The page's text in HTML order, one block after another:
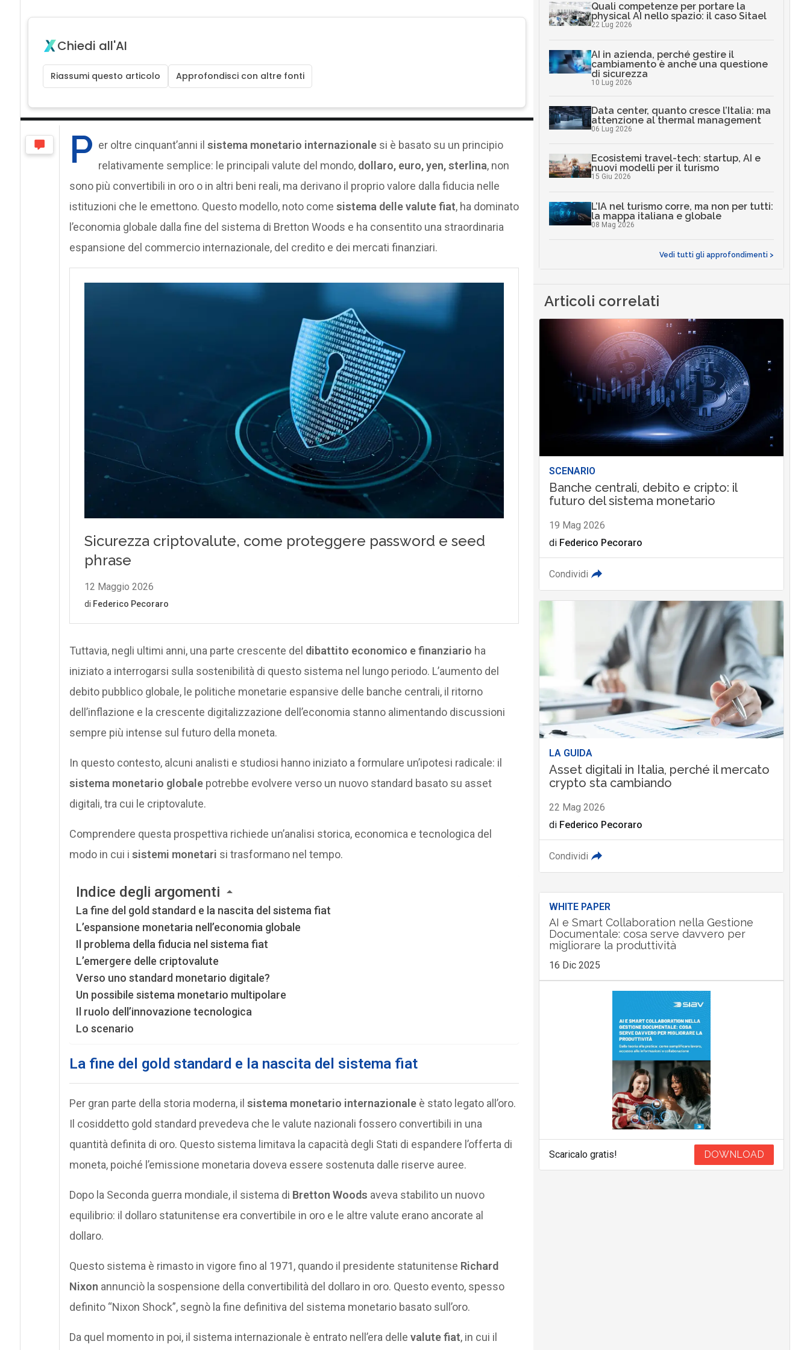
Chiedi all'AI
Riassumi questo articolo Approfondisci con altre fonti
P er oltre cinquant’anni il sistema monetario internazionalesi è basato su un principio
relativamente semplice: le principali valute del mondo, dollaro, euro, yen, sterlina, non
sono più convertibili in oro o in altri beni reali, ma derivano il proprio valore dalla fiducia nelle
istituzioni che le emettono. Questo modello, noto come sistema delle valute fiat, ha dominato
l’economia globale dalla fine del sistema di Bretton Woods e ha consentito una straordinaria
espansione del commercio internazionale, del credito e dei mercati finanziari.
Tuttavia, negli ultimi anni, una parte crescente del dibattito economico e finanziario ha
iniziato a interrogarsi sulla sostenibilità di questo sistema nel lungo periodo. L’aumento del
debito pubblico globale, le politiche monetarie espansive delle banche centrali, il ritorno
dell’inflazione e la crescente digitalizzazione dell’economia stanno alimentando discussioni
sempre più intense sul futuro della moneta.
In questo contesto, alcuni analisti e studiosi hanno iniziato a formulare un’ipotesi radicale: il
sistema monetario globalepotrebbe evolvere verso un nuovo standard basato su asset
digitali, tra cui le criptovalute.
Comprendere questa prospettiva richiede un’analisi storica, economica e tecnologica del
modo in cui i sistemi monetari si trasformano nel tempo.
Indice degli argomenti
La fine del gold standard e la nascita del sistema fiat
L’espansione monetaria nell’economia globale
Il problema della fiducia nel sistema fiat
L’emergere delle criptovalute
Verso uno standard monetario digitale?
Un possibile sistema monetario multipolare
Il ruolo dell’innovazione tecnologica
Lo scenario
La fine del gold standard e la nascita del sistema fiat
Per gran parte della storia moderna, il sistema monetario internazionaleè stato legato all’oro.
Il cosiddetto gold standard prevedeva che le valute nazionali fossero convertibili in una
quantità definita di oro. Questo sistema limitava la capacità degli Stati di espandere l’offerta di
moneta, poiché l’emissione monetaria doveva essere sostenuta dalle riserve auree.
Dopo la Seconda guerra mondiale, il sistema di Bretton Woods aveva stabilito un nuovo
equilibrio: il dollaro statunitense era convertibile in oro e le altre valute erano ancorate al
dollaro.
Questo sistema è rimasto in vigore fino al 1971, quando il presidente statunitense Richard
Nixon annunciò la sospensione della convertibilità del dollaro in oro. Questo evento, spesso
definito “Nixon Shock”, segnò la fine definitiva del sistema monetario basato sull’oro.
Da quel momento in poi, il sistema internazionale è entrato nell’era delle valute fiat, in cui il
Quali competenze per portare la
physical AI nello spazio: il caso Sitael
22 Lug 2026
AI in azienda, perché gestire il
cambiamento è anche una questione
di sicurezza
10 Lug 2026
Data center, quanto cresce l’Italia: ma
attenzione al thermal management
06 Lug 2026
Ecosistemi travel-tech: startup, AI e
nuovi modelli per il turismo
15 Giu 2026
L’IA nel turismo corre, ma non per tutti:
la mappa italiana e globale
08 Mag 2026
Vedi tutti gli approfondimenti >
Articoli correlati
SCENARIO
Banche centrali, debito e cripto: il
futuro del sistema monetario
19 Mag 2026
di Federico Pecoraro
Condividi
LA GUIDA
Asset digitali in Italia, perché il mercato
crypto sta cambiando
22 Mag 2026
di Federico Pecoraro
Condividi
WHITE PAPER
AI e Smart Collaboration nella Gestione
Documentale: cosa serve davvero per
migliorare la produttività
16 Dic 2025
Scaricalo gratis! DOWNLOAD